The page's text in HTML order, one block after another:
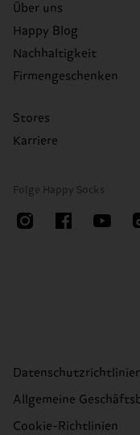
Über uns
Happy Blog
Nachhaltigkeit
Firmengeschenken
Stores
Karriere
Folge Happy Socks
Allgemeine
Cookie-Richtlinien